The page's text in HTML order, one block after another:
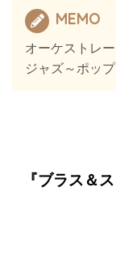
MEMO
オーケストレ
ジャズ～ポッ
『ブラス＆